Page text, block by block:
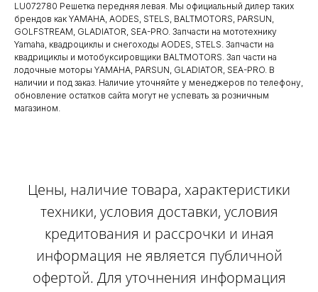
LU072780 Решетка передняя левая. Мы официальный дилер таких
брендов как YAMAHA, AODES, STELS, BALTMOTORS, PARSUN,
GOLFSTREAM, GLADIATOR, SEA-PRO. Запчасти на мототехнику
Yamaha, квадроциклы и снегоходы AODES, STELS. Запчасти на
квадрициклы и мотобуксировщики BALTMOTORS. Зап части на
лодочные моторы YAMAHA, PARSUN, GLADIATOR, SEA-PRO. В
наличии и под заказ. Наличие уточняйте у менеджеров по телефону,
обновление остатков сайта могут не успевать за розничным
магазином.
Цены, наличие товара, характеристики
техники, условия доставки, условия
кредитования и рассрочки и иная
информация не является публичной
офертой. Для уточнения информация